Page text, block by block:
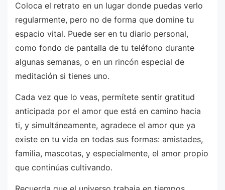
Coloca el retrato en un lugar donde puedas verlo
regularmente, pero no de forma que domine tu
espacio vital. Puede ser en tu diario personal,
como fondo de pantalla de tu teléfono durante
algunas semanas, o en un rincón especial de
meditación si tienes uno.
Cada vez que lo veas, permítete sentir gratitud
anticipada por el amor que está en camino hacia
ti, y simultáneamente, agradece el amor que ya
existe en tu vida en todas sus formas: amistades,
familia, mascotas, y especialmente, el amor propio
que continúas cultivando.